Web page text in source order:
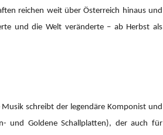
reichen weit über Österreich hinaus und
und die Welt veränderte – ab Herbst als
schreibt der legendäre Komponist und
und Goldene Schallplatten), der auch für